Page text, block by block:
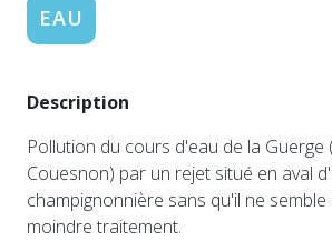
EAU
Description
Pollution du cours d'eau de la Guerge
Couesnon) par un rejet situé en aval
champignonnière sans qu'il ne semble
moindre traitement.